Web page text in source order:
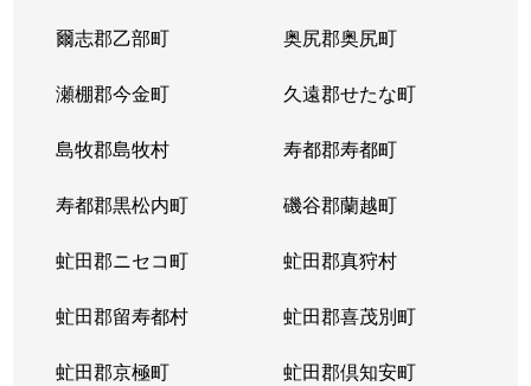
爾志郡乙部町 奥尻郡奥尻町
瀬棚郡今金町 久遠郡せたな町
島牧郡島牧村 寿都郡寿都町
寿都郡黒松内町 磯谷郡蘭越町
虻田郡ニセコ町 虻田郡真狩村
虻田郡留寿都村 虻田郡喜茂別町
虻田郡京極町 虻田郡倶知安町